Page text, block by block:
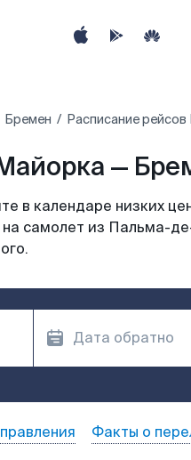
Бремен Расписание
—
в календаре низких
на самолет из Пальма-
Факты о